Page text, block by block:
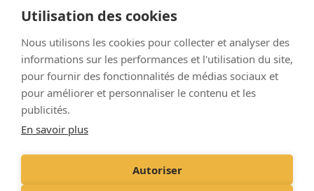
Utilisation des cookies
Nous utilisons les cookies pour collecter et analyser des
informations sur les performances et l'utilisation du site,
pour fournir des fonctionnalités de médias sociaux et
pour améliorer et personnaliser le contenu et les
publicités.
En savoir plus
Autoriser
Déclaration publique pays par pays (CbCR) de l’UE